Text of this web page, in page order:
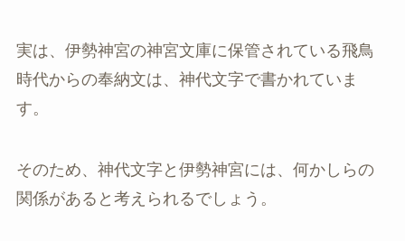
実は、伊勢神宮の神宮文庫に保管されている飛鳥
時代からの奉納文は、神代文字で書かれていま
す。
そのため、神代文字と伊勢神宮には、何かしらの
関係があると考えられるでしょう。